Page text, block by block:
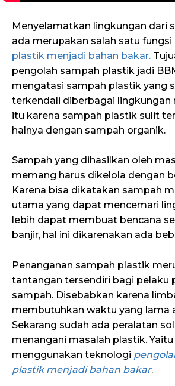
Menyelamatkan lingkungan dari
ada merupakan salah satu fungsi
plastik menjadi bahan bakar.
pengolah sampah plastik jadi
mengatasi sampah plastik yang
terkendali diberbagai lingkungan
itu karena sampah plastik sulit
halnya dengan sampah organik.
Sampah yang dihasilkan oleh
memang harus dikelola dengan
Karena bisa dikatakan sampah
utama yang dapat mencemari
lebih dapat membuat bencana
banjir, hal ini dikarenakan ada
Penanganan sampah plastik
tantangan tersendiri bagi pelaku
sampah. Disebabkan karena
membutuhkan waktu yang lama
Sekarang sudah ada peralatan
menangani masalah plastik.
menggunakan teknologi
plastik menjadi bahan bakar.